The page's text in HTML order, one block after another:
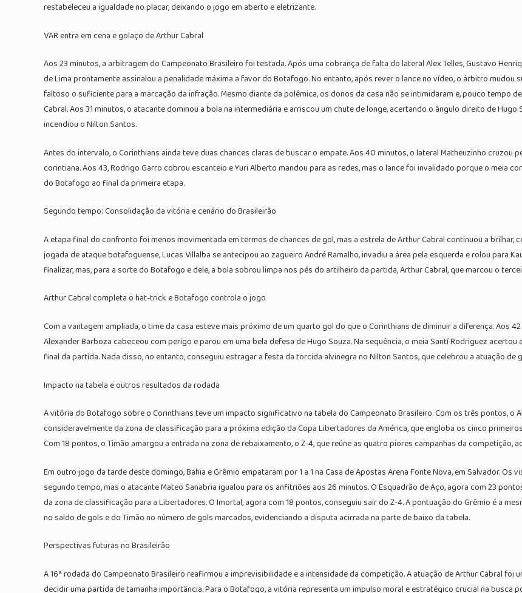
restabeleceu a igualdade no placar, deixando o jogo em aberto e eletrizante.
VAR entra em cena e golaço de Arthur Cabral
Aos 23 minutos, a arbitragem do Campeonato Brasileiro foi testada. Após uma cobrança de falta do lateral Alex Telles, Gustavo
de Lima prontamente assinalou a penalidade máxima a favor do Botafogo. No entanto, após rever o lance no vídeo, o árbitro
faltoso o suficiente para a marcação da infração. Mesmo diante da polêmica, os donos da casa não se intimidaram e, pouco tempo
Cabral. Aos 31 minutos, o atacante dominou a bola na intermediária e arriscou um chute de longe, acertando o ângulo direito de
incendiou o Nilton Santos.
Antes do intervalo, o Corinthians ainda teve duas chances claras de buscar o empate. Aos 40 minutos, o lateral Matheuzinho cruzou
corintiana. Aos 43, Rodrigo Garro cobrou escanteio e Yuri Alberto mandou para as redes, mas o lance foi invalidado porque o meia
do Botafogo ao final da primeira etapa.
Segundo tempo: Consolidação da vitória e cenário do Brasileirão
A etapa final do confronto foi menos movimentada em termos de chances de gol, mas a estrela de Arthur Cabral continuou a
jogada de ataque botafoguense, Lucas Villalba se antecipou ao zagueiro André Ramalho, invadiu a área pela esquerda e rolou para
finalizar, mas, para a sorte do Botafogo e dele, a bola sobrou limpa nos pés do artilheiro da partida, Arthur Cabral, que marcou o
Arthur Cabral completa o hat-trick e Botafogo controla o jogo
Com a vantagem ampliada, o time da casa esteve mais próximo de um quarto gol do que o Corinthians de diminuir a diferença. Aos
Alexander Barboza cabeceou com perigo e parou em uma bela defesa de Hugo Souza. Na sequência, o meia Santí Rodriguez
final da partida. Nada disso, no entanto, conseguiu estragar a festa da torcida alvinegra no Nilton Santos, que celebrou a atuação de
Impacto na tabela e outros resultados da rodada
A vitória do Botafogo sobre o Corinthians teve um impacto significativo na tabela do Campeonato Brasileiro. Com os três pontos, o
consideravelmente da zona de classificação para a próxima edição da Copa Libertadores da América, que engloba os cinco
Com 18 pontos, o Timão amargou a entrada na zona de rebaixamento, o Z-4, que reúne as quatro piores campanhas da competição,
Em outro jogo da tarde deste domingo, Bahia e Grêmio empataram por 1 a 1 na Casa de Apostas Arena Fonte Nova, em Salvador.
segundo tempo, mas o atacante Mateo Sanabria igualou para os anfitriões aos 26 minutos. O Esquadrão de Aço, agora com 23
da zona de classificação para a Libertadores. O Imortal, agora com 18 pontos, conseguiu sair do Z-4. A pontuação do Grêmio é a
no saldo de gols e do Timão no número de gols marcados, evidenciando a disputa acirrada na parte de baixo da tabela.
Perspectivas futuras no Brasileirão
A 16ª rodada do Campeonato Brasileiro reafirmou a imprevisibilidade e a intensidade da competição. A atuação de Arthur Cabral foi
decidir uma partida de tamanha importância. Para o Botafogo, a vitória representa um impulso moral e estratégico crucial na busca